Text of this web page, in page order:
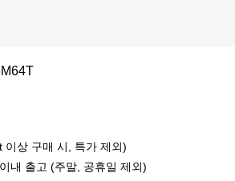
이상 구매 시, 특가 제외)
내 출고 (주말, 공휴일 제외)